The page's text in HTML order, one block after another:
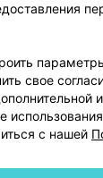
Вакансии
Написать в
свое
с нашей